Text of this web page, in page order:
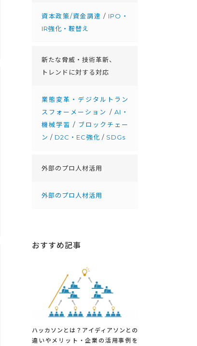
資本政策/資金調達 / IPO・
IR強化・鞍替え
新たな脅威・技術革新、
トレンドに対する対応
業態変革・デジタルトラン
スフォーメーション / AI・
機械学習 / ブロックチェー
ン / D2C・EC強化 / SDGs
外部のプロ人材活用
外部のプロ人材活用
おすすめ記事
ハッカソンとは？アイディアソンとの
違いやメリット・企業の活用事例を